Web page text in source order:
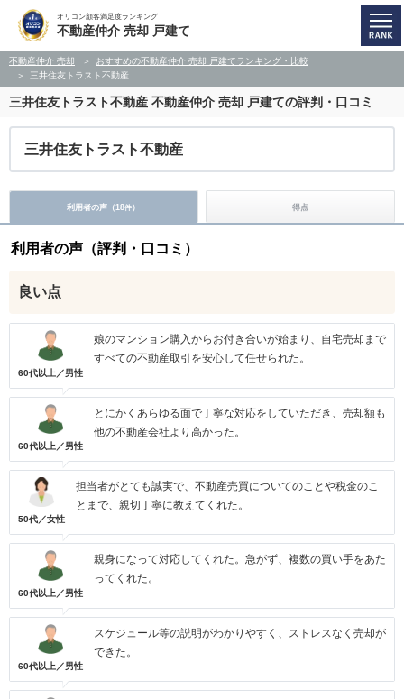
オリコン顧客満足度ランキング
不動産仲介 売却 戸建て
不動産仲介 売却
おすすめの不動産仲介 売却 戸建てランキング・比較
三井住友トラスト不動産
三井住友トラスト不動産 不動産仲介 売却 戸建ての評判・口コミ
三井住友トラスト不動産
利用者の声（18件） 得点
利用者の声（評判・口コミ）
良い点
60代以上／男性
娘のマンション購入からお付き合いが始まり、自宅売却まで
すべての不動産取引を安心して任せられた。
60代以上／男性
とにかくあらゆる面で丁寧な対応をしていただき、売却額も
他の不動産会社より高かった。
50代／女性
担当者がとても誠実で、不動産売買についてのことや税金のこ
とまで、親切丁寧に教えてくれた。
60代以上／男性
親身になって対応してくれた。急がず、複数の買い手をあた
ってくれた。
60代以上／男性
スケジュール等の説明がわかりやすく、ストレスなく売却が
できた。